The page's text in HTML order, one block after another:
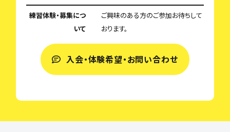
練習体験・募集につ
いて
ご興味のある方のご参加お待ちして
おります。
入会・体験希望・お問い合わせ